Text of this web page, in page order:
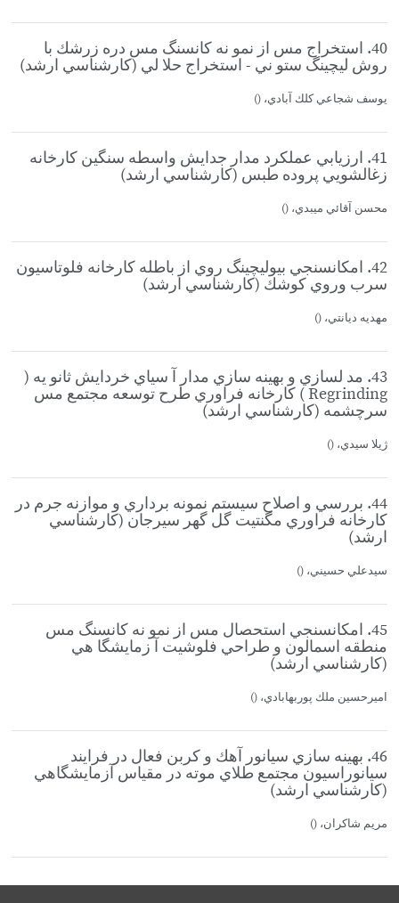
40. استخراج مس از نمو نه كانسنگ مس دره زرشك با
روش ليچينگ ستو ني - استخراج حلا لي (كارشناسي ارشد)
يوسف شجاعي كلك آبادي، ()
41. ارزيابي عملكرد مدار جدايش واسطه سنگين كارخانه
زغالشويي پروده طبس (كارشناسي ارشد)
محسن آقائي ميبدي، ()
42. امكانسنجي بيوليچينگ روي از باطله كارخانه فلوتاسيون
سرب وروي كوشك (كارشناسي ارشد)
مهديه ديانتي، ()
43. مد لسازي و بهينه سازي مدار آ سياي خردايش ثانو يه (
Regrinding ) كارخانه فراوري طرح توسعه مجتمع مس
سرچشمه (كارشناسي ارشد)
ژيلا سيدي، ()
44. بررسي و اصلاح سيستم نمونه برداري و موازنه جرم در
كارخانه فراوري مگنتيت گل گهر سيرجان (كارشناسي
ارشد)
سيدعلي حسيني، ()
45. امكانسنجي استحصال مس از نمو نه كانسنگ مس
منطقه اسمالون و طراحي فلوشيت آ زمايشگا هي
(كارشناسي ارشد)
اميرحسين ملك پوربهابادي، ()
46. بهينه سازي سيانور آهك و كربن فعال در فرايند
سيانوراسيون مجتمع طلاي موته در مقياس آزمايشگاهي
(كارشناسي ارشد)
مريم شاكران، ()